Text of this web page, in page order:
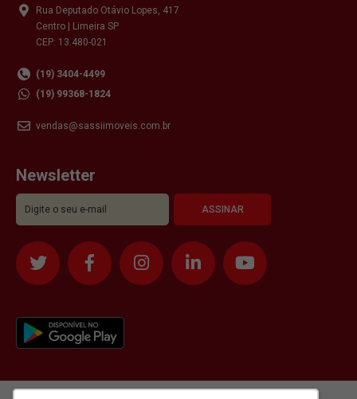
Rua Deputado Otávio Lopes, 417
Centro | Limeira SP
CEP: 13.480-021
(19) 3404-4499
(19) 99368-1824
vendas@sassiimoveis.com.br
Newsletter